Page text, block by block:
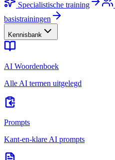
Specialistische training
basistrainingen
Kennisbank
AI Woordenboek
Alle AI termen uitgelegd
Prompts
Kant-en-klare AI prompts